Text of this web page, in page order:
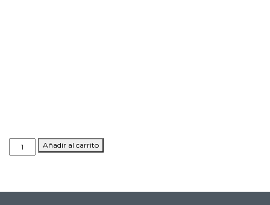
Home
Añadir al carrito